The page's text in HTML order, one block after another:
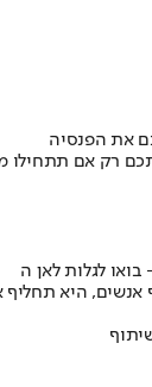
את הפנסיה
רק אם תתחילו
אנשים, היא